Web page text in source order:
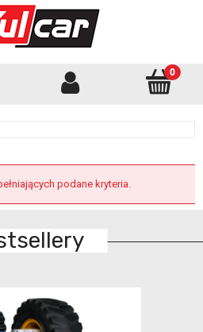
podane kryteria.